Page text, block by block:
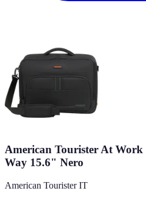
American Tourister At
Way 15.6" Nero
American Tourister IT